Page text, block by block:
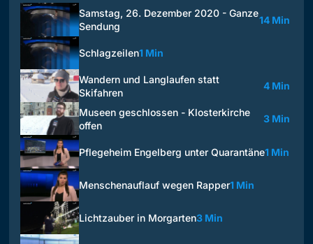
Samstag, 26. Dezember 2020 - Ganze
Sendung
14 Min
Schlagzeilen1 Min
Wandern und Langlaufen statt
Skifahren
4 Min
Museen geschlossen - Klosterkirche
offen
3 Min
Pflegeheim Engelberg unter Quarantäne1 Min
Menschenauflauf wegen Rapper1 Min
Lichtzauber in Morgarten3 Min